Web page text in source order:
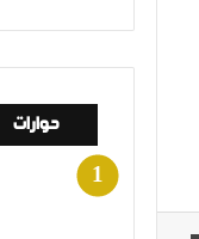
حوارات